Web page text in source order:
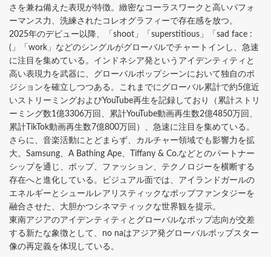
さを兼ね備えた表現が特徴。緻密なコーラスワークと高いパフォ
ーマンス力、洗練されたコレオグラフィーで存在感を放つ。
2025年のデビュー以降、「shoot」「superstitious」「sad face :
(」「work」などのシングルがグローバルでチャートインし、急速
に注目を集めている。インドネシア発というアイデンティティと
高い表現力を武器に、グローバルポップシーンにおいて独自のポ
ジションを確立しつつある。これまでにグローバル累計で約5億近
いストリーミングおよびYouTube再生を記録しており（累計ストリ
ーミング数1億3306万回、累計YouTube動画再生数2億4850万回、
累計TikTok動画再生数7億800万回）、急速に注目を集めている。
さらに、音楽活動にとどまらず、カルチャー領域でも影響力を拡
大。Samsung、A Bathing Ape、Tiffany & Co.などとのパートナー
シップを通じ、ポップ、ファッション、テクノロジーを横断する
存在へと進化している。ビジュアル面では、アイランドガールの
エネルギーとシュールレアリスティックなポップファンタジーを
融合させた、大胆かつシネマティックな世界観を提示。
東南アジアのアイデンティティとグローバルなポップ志向が交差
する新たな象徴として、no naはアジア発グローバルポップスター
像の再定義を体現している。